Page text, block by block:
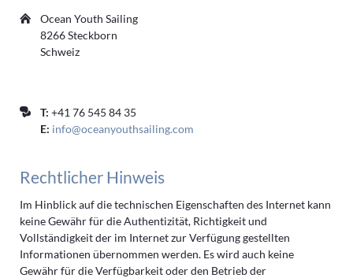
Ocean Youth Sailing
8266 Steckborn
Schweiz
T: +41 76 545 84 35
E: info@oceanyouthsailing.com
Rechtlicher Hinweis
Im Hinblick auf die technischen Eigenschaften des Internet kann
keine Gewähr für die Authentizität, Richtigkeit und
Vollständigkeit der im Internet zur Verfügung gestellten
Informationen übernommen werden. Es wird auch keine
Gewähr für die Verfügbarkeit oder den Betrieb der